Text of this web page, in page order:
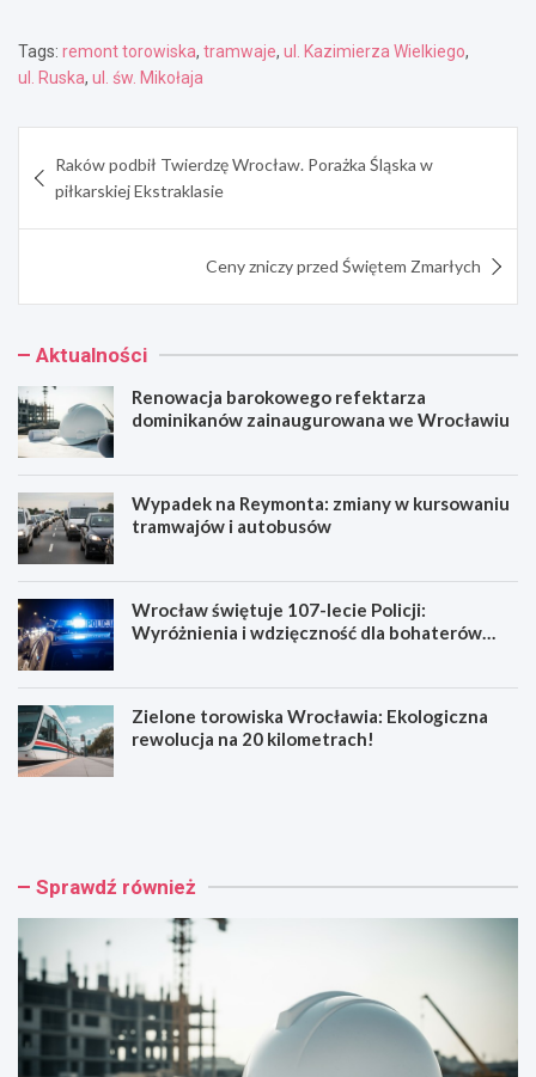
Tags: remont torowiska, tramwaje, ul. Kazimierza Wielkiego,
ul. Ruska, ul. św. Mikołaja
wpisu
Raków podbił Twierdzę Wrocław. Porażka Śląska w
piłkarskiej Ekstraklasie
Ceny zniczy przed Świętem Zmarłych
Aktualności
Renowacja barokowego refektarza
dominikanów zainaugurowana we Wrocławiu
Wypadek na Reymonta: zmiany w kursowaniu
tramwajów i autobusów
Wrocław świętuje 107-lecie Policji:
Wyróżnienia i wdzięczność dla bohaterów
Zielone torowiska Wrocławia: Ekologiczna
rewolucja na 20 kilometrach!
R
a
a
b
a
r
o
W
e
a
R
e
y
m
Sprawdź również